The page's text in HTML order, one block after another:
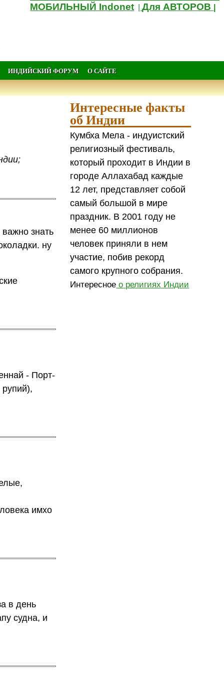
МОБИЛЬНЫЙ Indonet |Для АВТОРОВ
ИНДИЙСКИЙ ФОРУМ О САЙТЕ
знать
ну
- Порт-
имхо
в день
судна, и
Интересные факты
об Индии
Кумбха Мела - индуистский
религиозный фестиваль,
который проходит в Индии в
городе Аллахабад каждые
12 лет, представляет собой
самый большой в мире
праздник. В 2001 году не
менее 60 миллионов
человек приняли в нем
участие, побив рекорд
самого крупного собрания.
Интересное о религиях Индии